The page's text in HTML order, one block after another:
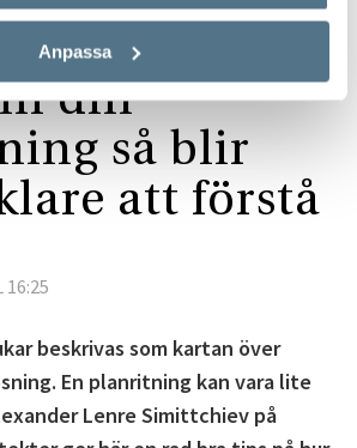
Anpassa
din
så blir
att förstå
beskrivas som kartan över
En planritning kan vara lite
Lenre Simittchiev på